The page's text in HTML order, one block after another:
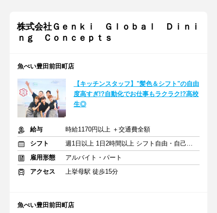
株式会社Ｇｅｎｋｉ Ｇｌｏｂａｌ Ｄｉｎｉ
ｎｇ Ｃｏｎｃｅｐｔｓ
魚べい豊田前田町店
【キッチンスタッフ】"髪色＆シフト"の自由
度高すぎ!?自動化でお仕事もラクラク!?高校
生◎
給与
時給1170円以上 ＋交通費全額
シフト
週1日以上 1日2時間以上 シフト自由・自己申告
雇用形態
アルバイト・パート
アクセス
上挙母駅 徒歩15分
魚べい豊田前田町店